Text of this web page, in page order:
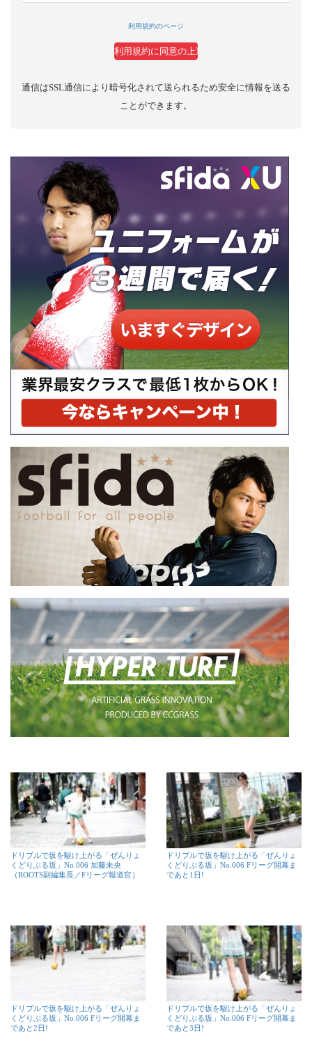
利用規約のページ
通信はSSL通信により暗号化されて送られるため安全に情報を送る
ことができます。
ドリブルで坂を駆け上がる「ぜんりょ
くどりぶる坂」No.006 加藤未央
（ROOTS副編集長／Fリーグ報道官）
ドリブルで坂を駆け上がる「ぜんりょ
くどりぶる坂」No.006 Fリーグ開幕ま
であと1日!
ドリブルで坂を駆け上がる「ぜんりょ
くどりぶる坂」No.006 Fリーグ開幕ま
であと2日!
ドリブルで坂を駆け上がる「ぜんりょ
くどりぶる坂」No.006 Fリーグ開幕ま
であと3日!